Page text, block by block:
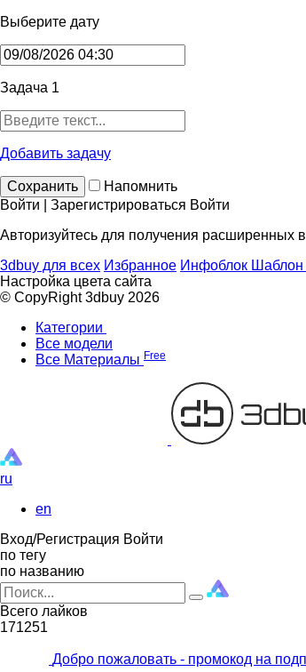
Выберите дату
Задача 1
Добавить задачу
Сохранить
Напомнить
Войти | Зарегистрироваться Войти
Авторизуйтесь для получения расширенных
3dbuy для всех Избранное Инфоблок Шаблон
Настройка цвета сайта
© CopyRight 3dbuy 2026
Категории
Все модели
Все Материалы Free
ru
en
Вход/Регистрация Войти
по тегу
по названию
Всего лайков
171251
Добро пожаловать - промокод на